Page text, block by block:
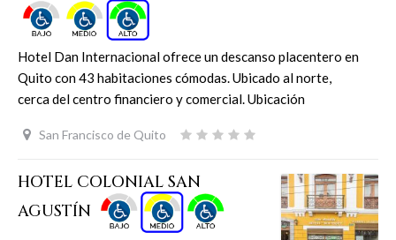
Hotel Dan Internacional ofrece un descanso placentero en
Quito con 43 habitaciones cómodas. Ubicado al norte,
cerca del centro financiero y comercial. Ubicación
San Francisco de Quito
HOTEL COLONIAL SAN
AGUSTÍN